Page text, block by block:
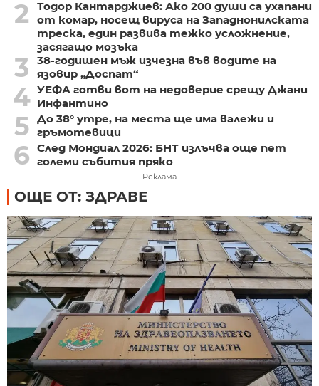
2
Тодор Кантарджиев: Ако 200 души са ухапани
от комар, носещ вируса на Западнонилската
треска, един развива тежко усложнение,
засягащо мозъка
3
38-годишен мъж изчезна във водите на
язовир „Доспат“
4 УЕФА готви вот на недоверие срещу Джани
Инфантино
5 До 38° утре, на места ще има валежи и
гръмотевици
6 След Мондиал 2026: БНТ излъчва още пет
големи събития пряко
Реклама
ОЩЕ ОТ: ЗДРАВЕ